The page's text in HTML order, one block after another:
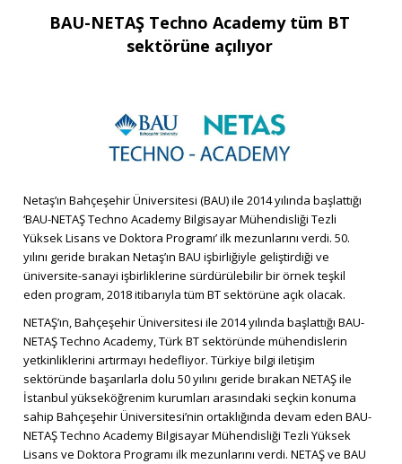
BAU-NETAŞ Techno Academy tüm BT
sektörüne açılıyor
Netaş’ın Bahçeşehir Üniversitesi (BAU) ile 2014 yılında başlattığı
‘BAU-NETAŞ Techno Academy Bilgisayar Mühendisliği Tezli
Yüksek Lisans ve Doktora Programı’ ilk mezunlarını verdi. 50.
yılını geride bırakan Netaş’ın BAU işbirliğiyle geliştirdiği ve
üniversite-sanayi işbirliklerine sürdürülebilir bir örnek teşkil
eden program, 2018 itibarıyla tüm BT sektörüne açık olacak.
NETAŞ’ın, Bahçeşehir Üniversitesi ile 2014 yılında başlattığı BAU-
NETAŞ Techno Academy, Türk BT sektöründe mühendislerin
yetkinliklerini artırmayı hedefliyor. Türkiye bilgi iletişim
sektöründe başarılarla dolu 50 yılını geride bırakan NETAŞ ile
İstanbul yükseköğrenim kurumları arasındaki seçkin konuma
sahip Bahçeşehir Üniversitesi’nin ortaklığında devam eden BAU-
NETAŞ Techno Academy Bilgisayar Mühendisliği Tezli Yüksek
Lisans ve Doktora Programı ilk mezunlarını verdi. NETAŞ ve BAU